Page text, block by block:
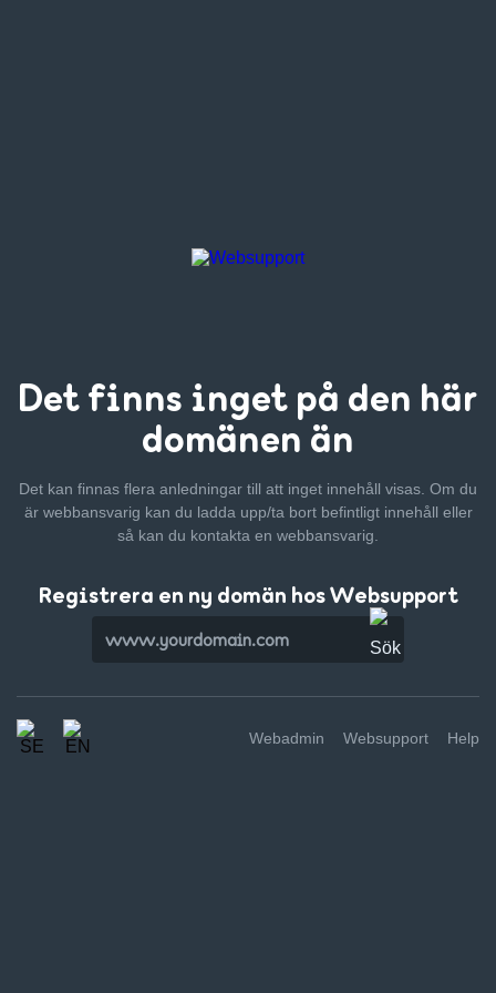
Det finns inget på den här
domänen än
Det kan finnas flera anledningar till att inget innehåll visas. Om du
är webbansvarig kan du ladda upp/ta bort befintligt innehåll eller
så kan du kontakta en webbansvarig.
Registrera en ny domän hos Websupport
Webadmin Websupport Help